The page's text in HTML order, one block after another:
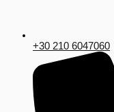
+30 210 6047060